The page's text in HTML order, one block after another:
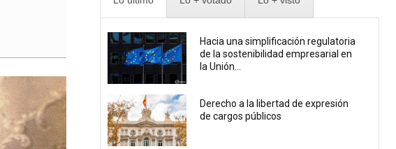
Hacia una simplificación regulatoria
de la sostenibilidad empresarial en
la Unión...
Derecho a la libertad de expresión
de cargos públicos